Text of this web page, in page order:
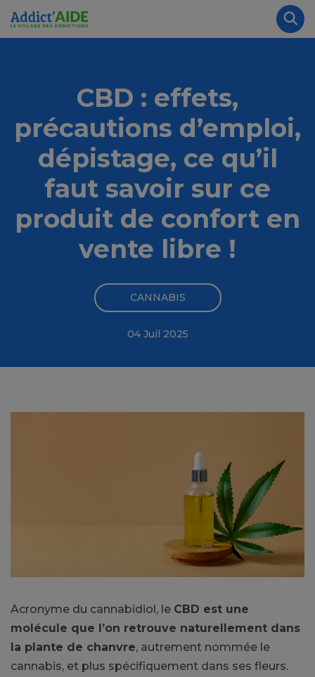
Aller au contenu principal
CBD : effets,
précautions d’emploi,
dépistage, ce qu’il
faut savoir sur ce
produit de confort en
vente libre !
CANNABIS
04 Juil 2025
Acronyme du cannabidiol, le CBD est une
molécule que l’on retrouve naturellement dans
la plante de chanvre, autrement nommée le
cannabis, et plus spécifiquement dans ses fleurs.
Panneau de gestion des cookies